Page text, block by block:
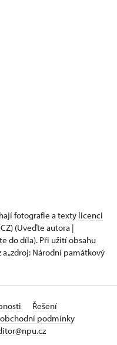
fotografie a texty licenci
(Uveďte autora |
do díla). Při užití obsahu
„zdroj: Národní památkový
Řešení
podmínky